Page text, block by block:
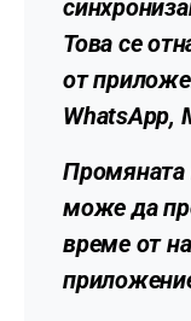
Това се
от
WhatsApp,
Промяната
може да
време от